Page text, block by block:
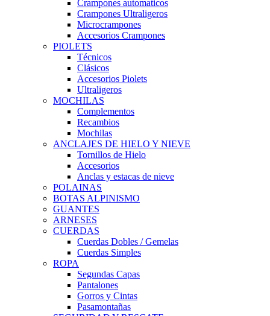
Crampones automaticos
Crampones Ultraligeros
Microcrampones
Accesorios Crampones
PIOLETS
Técnicos
Clásicos
Accesorios Piolets
Ultraligeros
MOCHILAS
Complementos
Recambios
Mochilas
ANCLAJES DE HIELO Y NIEVE
Tornillos de Hielo
Accesorios
Anclas y estacas de nieve
POLAINAS
BOTAS ALPINISMO
GUANTES
ARNESES
CUERDAS
Cuerdas Dobles / Gemelas
Cuerdas Simples
ROPA
Segundas Capas
Pantalones
Gorros y Cintas
Pasamontañas